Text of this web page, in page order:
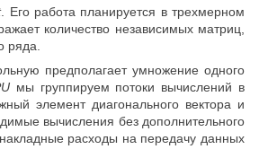
. Его работа планируется в трехмерном
количество независимых матриц,
ряда.
предполагает умножение одного
мы группируем потоки вычислений в
элемент диагонального вектора и
вычисления без дополнительного
расходы на передачу данных